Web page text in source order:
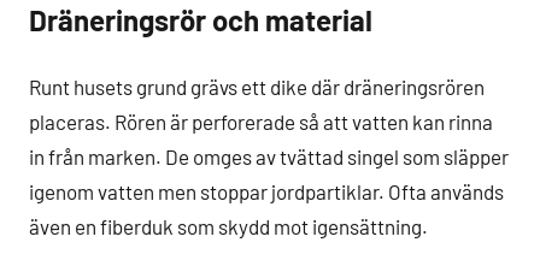
Dräneringsrör och material
Runt husets grund grävs ett dike där dräneringsrören
placeras. Rören är perforerade så att vatten kan rinna
in från marken. De omges av tvättad singel som släpper
igenom vatten men stoppar jordpartiklar. Ofta används
även en fiberduk som skydd mot igensättning.